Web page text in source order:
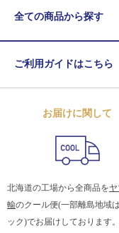
全ての商品から探す
ご利用ガイドはこちら
お届けに関して
北海道の工場から全商品を
輸のクール便(一部離島地域
ック)でお届けしております。